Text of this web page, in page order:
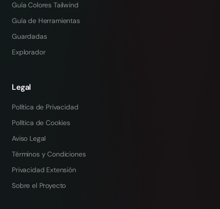
Guía Colores Tailwind
Guía de Herramientas
Guardadas
Explorador
Legal
Política de Privacidad
Política de Cookies
Aviso Legal
Términos y Condiciones
Privacidad Extensión
Sobre el Proyecto